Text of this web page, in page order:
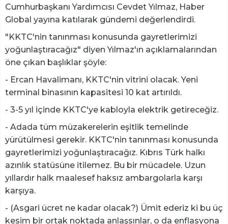
Cumhurbaşkanı Yardımcısı Cevdet Yılmaz, Haber
Global yayına katılarak gündemi değerlendirdi.
"KKTC'nin tanınması konusunda gayretlerimizi
yoğunlaştıracağız" diyen Yılmaz'ın açıklamalarından
öne çıkan başlıklar şöyle:
- Ercan Havalimanı, KKTC'nin vitrini olacak. Yeni
terminal binasının kapasitesi 10 kat artırıldı.
- 3-5 yıl içinde KKTC'ye kabloyla elektrik getireceğiz.
- Adada tüm müzakerelerin eşitlik temelinde
yürütülmesi gerekir. KKTC'nin tanınması konusunda
gayretlerimizi yoğunlaştıracağız. Kıbrıs Türk halkı
azınlık statüsüne itilemez. Bu bir mücadele. Uzun
yıllardır halk maalesef haksız ambargolarla karşı
karşıya.
- (Asgari ücret ne kadar olacak?) Ümit ederiz ki bu üç
kesim bir ortak noktada anlaşsınlar, o da enflasyona